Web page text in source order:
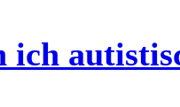
ich